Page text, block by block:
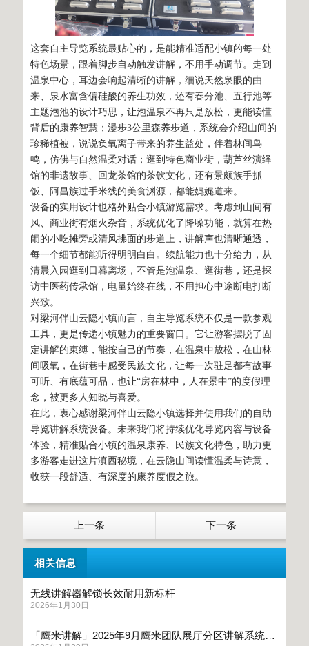
这套自主导览系统最贴心的，是能精准适配小镇的每一处
特色场景，跟着脚步自动触发讲解，不用手动调节。走到
温泉中心，耳边会响起清晰的讲解，细说天然泉眼的由
来、泉水富含偏硅酸的养生功效，还有春分池、五行池等
主题泡池的设计巧思，让泡温泉不再只是放松，更能读懂
背后的康养智慧；漫步3公里森养步道，系统会介绍山间的
珍稀植被，说说负氧离子带来的养生益处，伴着林间鸟
鸣，仿佛与自然温柔对话；逛到特色商业街，葫芦丝演绎
馆的非遗故事、回龙茶馆的茶饮文化，还有景颇族手抓
饭、阿昌族过手米线的美食渊源，都能娓娓道来。
设备的实用设计也格外贴合小镇游览需求。考虑到山间有
风、商业街有烟火杂音，系统优化了降噪功能，就算在热
闹的小吃摊旁或清风拂面的步道上，讲解声也清晰通透，
每一个细节都能听得明明白白。续航能力也十分给力，从
清晨入园逛到日暮离场，不管是泡温泉、逛街巷，还是探
访中医药传承馆，电量始终在线，不用担心中途断电打断
兴致。
对梁河伴山云隐小镇而言，自主导览系统不仅是一款参观
工具，更是传递小镇魅力的重要窗口。它让游客摆脱了固
定讲解的束缚，能按自己的节奏，在温泉中放松，在山林
间吸氧，在街巷中感受民族文化，让每一次驻足都有故事
可听、有底蕴可品，也让“房在林中，人在景中”的度假理
念，被更多人知晓与喜爱。
在此，衷心感谢梁河伴山云隐小镇选择并使用我们的自助
导览讲解系统设备。未来我们将持续优化导览内容与设备
体验，精准贴合小镇的温泉康养、民族文化特色，助力更
多游客走进这片滇西秘境，在云隐山间读懂温柔与诗意，
收获一段舒适、有深度的康养度假之旅。
上一条 下一条
相关信息
无线讲解器解锁长效耐用新标杆
2026年1月30日
「鹰米讲解」2025年9月鹰米团队展厅分区讲解系统助力哈药六厂展厅打造高效参观体验